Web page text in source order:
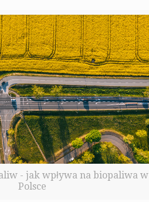
- jak wpływa na biopaliwa w
Polsce